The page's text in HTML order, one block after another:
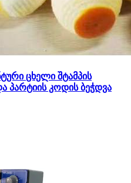
ცხელი შტამპის
პარტიის კოდის ბეჭდვა